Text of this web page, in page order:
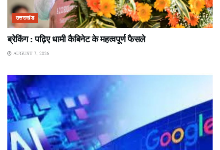
उत्तराखंड
ब्रेकिंग : पढ़िए धामी कैबिनेट के महत्वपूर्ण फैसले
AUGUST 7, 2026